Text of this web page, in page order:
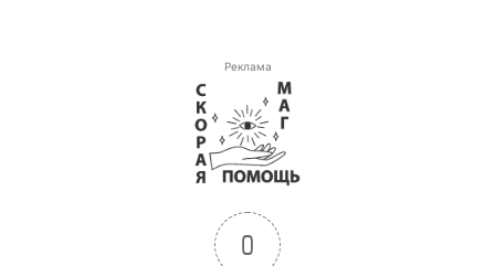
Реклама
0